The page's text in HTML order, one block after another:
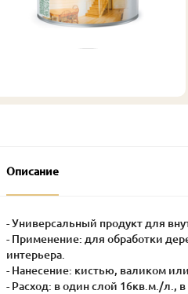
Описание
- Универсальный продукт для
- Применение: для обработки
интерьера.
- Нанесение: кистью, валиком или
- Расход: в один слой 16кв.м./л.,